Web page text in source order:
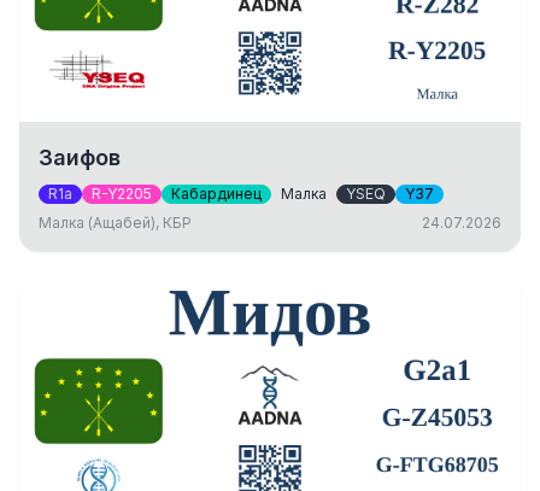
Заифов
R1a R-Y2205 Кабардинец Малка YSEQ
Y37
Малка (Ащабей), КБР
24.07.2026